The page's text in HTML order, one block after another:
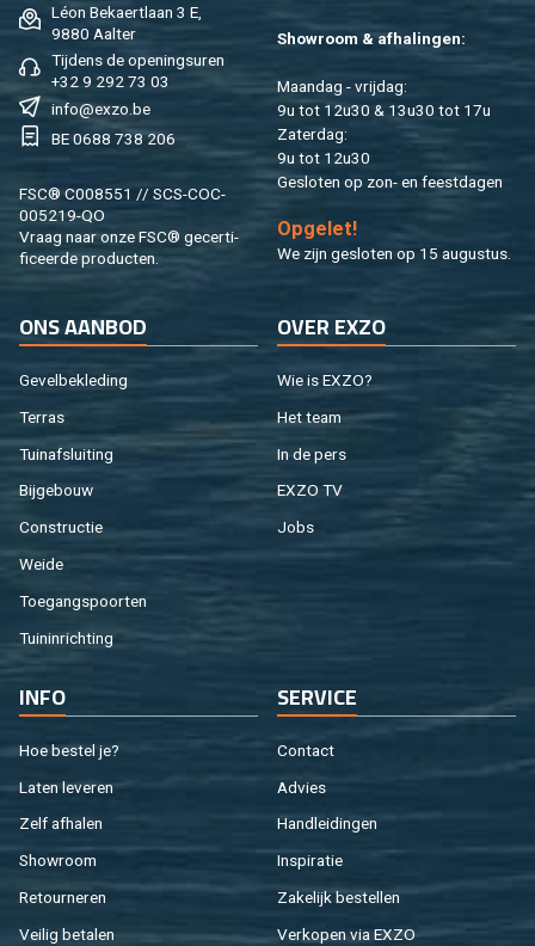
Léon Be­kaert­laan 3 E,
9880 Aal­ter
Tij­dens de ope­nings­uren
+32 9 292 73 03
info@​exzo.​be
BE 0688 738 206
FSC® C008551 // SCS-COC-
005219-QO
Vraag naar onze FSC® ge­cer­ti­
fi­ceer­de pro­duc­ten.
Show­room & af­ha­lin­gen:
Maan­dag - vrij­dag:
9u tot 12u30 & 13u30 tot 17u
Za­ter­dag:
9u tot 12u30
Ge­slo­ten op zon- en feest­da­gen
Op­ge­let!
We zijn ge­slo­ten op 15 au­gus­tus.
ONS AAN­BOD
Ge­vel­be­kle­ding
Ter­ras
Tuin­af­slui­ting
Bij­ge­bouw
Con­struc­tie
Weide
Toe­gangs­poor­ten
Tuin­in­rich­ting
OVER EXZO
Wie is EXZO?
Het team
In de pers
EXZO TV
Jobs
INFO
Hoe be­stel je?
Laten le­ve­ren
Zelf af­ha­len
Show­room
Re­tour­ne­ren
Vei­lig be­ta­len
SER­VI­CE
Con­tact
Ad­vies
Hand­lei­din­gen
In­spi­ra­tie
Za­ke­lijk be­stel­len
Ver­ko­pen via EXZO